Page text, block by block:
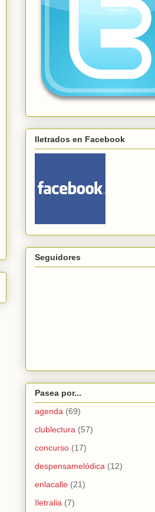
Iletrados en Facebook
Seguidores
Pasea por...
agenda (69)
clublectura (57)
concurso (17)
despensamelódica (12)
enlacalle (21)
Iletralia (7)